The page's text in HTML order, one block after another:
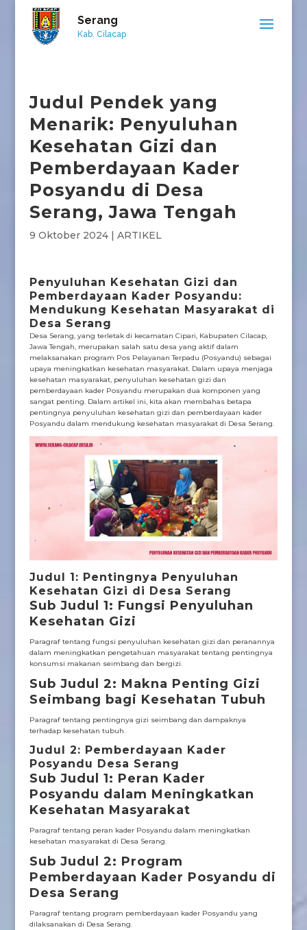
Serang
Kab. Cilacap
Judul Pendek yang
Menarik: Penyuluhan
Kesehatan Gizi dan
Pemberdayaan Kader
Posyandu di Desa
Serang, Jawa Tengah
9 Oktober 2024| ARTIKEL
Penyuluhan Kesehatan Gizi dan
Pemberdayaan Kader Posyandu:
Mendukung Kesehatan Masyarakat di
Desa Serang
Desa Serang, yang terletak di kecamatan Cipari, Kabupaten Cilacap,
Jawa Tengah, merupakan salah satu desa yang aktif dalam
melaksanakan program Pos Pelayanan Terpadu (Posyandu) sebagai
upaya meningkatkan kesehatan masyarakat. Dalam upaya menjaga
kesehatan masyarakat, penyuluhan kesehatan gizi dan
pemberdayaan kader Posyandu merupakan dua komponen yang
sangat penting. Dalam artikel ini, kita akan membahas betapa
pentingnya penyuluhan kesehatan gizi dan pemberdayaan kader
Posyandu dalam mendukung kesehatan masyarakat di Desa Serang.
Judul 1: Pentingnya Penyuluhan
Kesehatan Gizi di Desa Serang
Sub Judul 1: Fungsi Penyuluhan
Kesehatan Gizi
Paragraf tentang fungsi penyuluhan kesehatan gizi dan peranannya
dalam meningkatkan pengetahuan masyarakat tentang pentingnya
konsumsi makanan seimbang dan bergizi.
Sub Judul 2: Makna Penting Gizi
Seimbang bagi Kesehatan Tubuh
Paragraf tentang pentingnya gizi seimbang dan dampaknya
terhadap kesehatan tubuh.
Judul 2: Pemberdayaan Kader
Posyandu Desa Serang
Sub Judul 1: Peran Kader
Posyandu dalam Meningkatkan
Kesehatan Masyarakat
Paragraf tentang peran kader Posyandu dalam meningkatkan
kesehatan masyarakat di Desa Serang.
Sub Judul 2: Program
Pemberdayaan Kader Posyandu di
Desa Serang
Paragraf tentang program pemberdayaan kader Posyandu yang
dilaksanakan di Desa Serang.